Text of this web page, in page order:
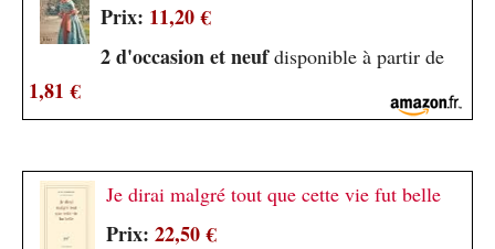
Prix: 11,20 €
2 d'occasion et neufdisponible à partir de
1,81 €
Je dirai malgré tout que cette vie fut belle
Prix: 22,50 €